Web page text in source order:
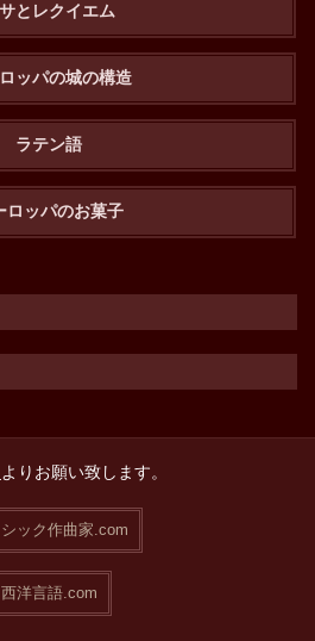
とレクイエム
ッパの城の構造
ラテン語
ロッパのお菓子
よりお願い致します。
ック作曲家.com
西洋言語.com